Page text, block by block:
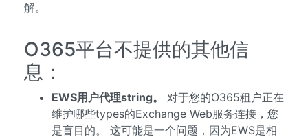
解。
O365平台不提供的其他信
息：
EWS用户代理string。
对于您的O365租户正在
维护哪些types的Exchange Web服务连接，您
是盲目的。 这可能是一个问题，因为EWS是相